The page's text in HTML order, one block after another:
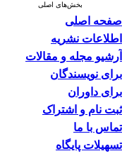
بخش‌های اصلی
صفحه اصلی
اطلاعات نشریه
آرشیو مجله و مقالات
برای نویسندگان
برای داوران
ثبت نام و اشتراک
تماس با ما
تسهیلات پایگاه